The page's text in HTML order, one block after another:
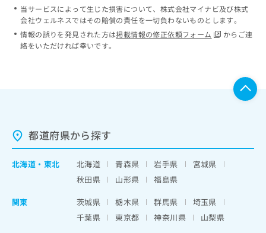
当サービスによって生じた損害について、株式会社マイナビ及び株式
会社ウェルネスではその賠償の責任を一切負わないものとします。
情報の誤りを発見された方は掲載情報の修正依頼フォーム
からご連
絡をいただければ幸いです。
都道府県から探す
北海道 ・ 東北 北海道 青森県 岩手県
宮城県
秋田県
山形県
福島県
関東
茨城県 栃木県 群馬県
埼玉県
千葉県
東京都 神奈川県
山梨県